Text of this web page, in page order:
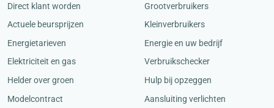
Direct klant worden
Actuele beursprijzen
Energietarieven
Elektriciteit en gas
Helder over groen
Modelcontract
Grootverbruikers
Kleinverbruikers
Energie en uw bedrijf
Verbruikschecker
Hulp bij opzeggen
Aansluiting verlichten